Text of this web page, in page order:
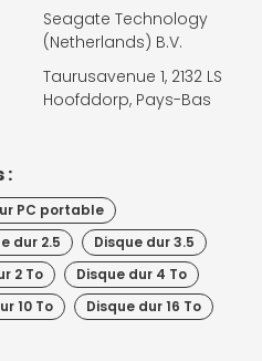
Seagate Technology
(Netherlands) B.V.
Taurusavenue 1, 2132 LS
Hoofddorp, Pays-Bas
:
PC portable
dur 2.5
Disque dur 3.5
2 To
Disque dur 4 To
10 To Disque dur 16 To